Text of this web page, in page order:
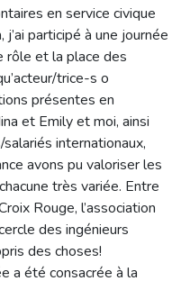
en service civique
participé à une journée
rôle et la place des
trice-s o
présentes en
et Emily et moi, ainsi
internationaux,
avons pu valoriser les
très variée. Entre
Rouge, l’association
des ingénieurs
des choses!
a été consacrée à la